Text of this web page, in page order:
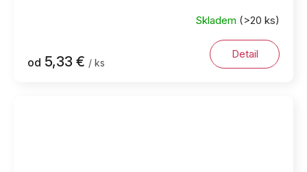
Skladem (>20 ks)
od 5,33 € / ks
Detail